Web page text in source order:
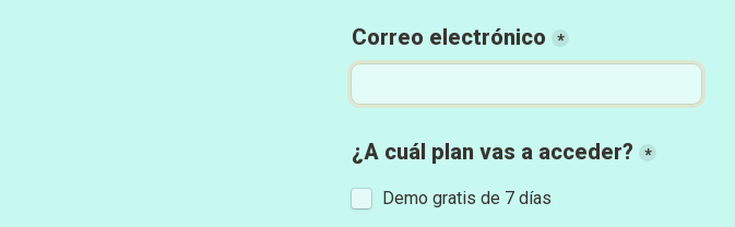
Correo electrónico *
¿A cuál plan vas a acceder? *
Demo gratis de 7 días